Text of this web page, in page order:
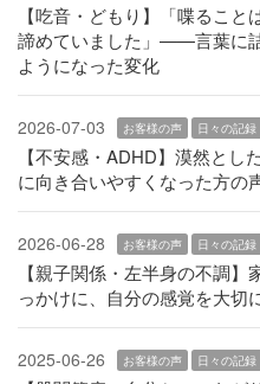
【吃音・どもり】「喋るこ
諦めていました」——言葉に
ようになった変化
2026-07-03 お客様の声 日々の記録
【不安感・ADHD】漠然と
に向き合いやすくなった方の
2026-06-28 お客様の声 日々の記録
【親子関係・左半身の不調
っかけに、自分の感覚を大切
2025-06-26 お客様の声 日々の記録